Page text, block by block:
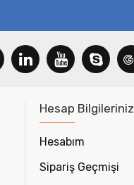
Hesap Bilgileriniz
Hesabım
Sipariş Geçmişi